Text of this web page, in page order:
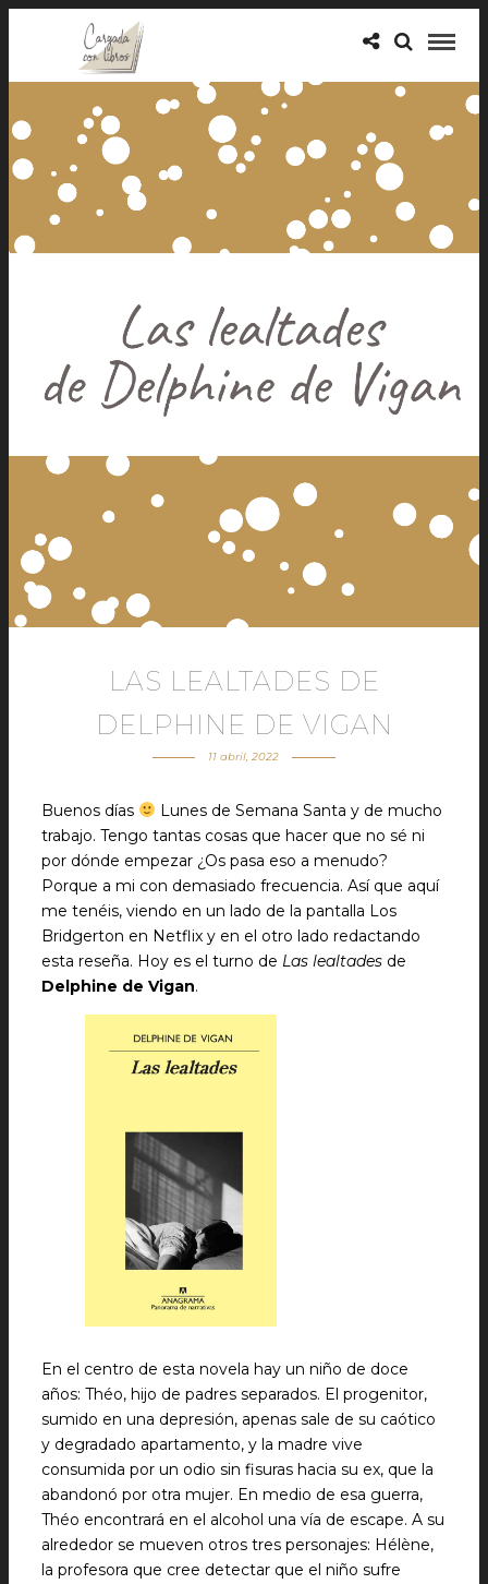
LAS LEALTADES DE
DELPHINE DE VIGAN
11 abril, 2022
Buenos días
Lunes de Semana Santa y de mucho
trabajo. Tengo tantas cosas que hacer que no sé ni
por dónde empezar ¿Os pasa eso a menudo?
Porque a mi con demasiado frecuencia. Así que aquí
me tenéis, viendo en un lado de la pantalla Los
Bridgerton en Netflix y en el otro lado redactando
esta reseña. Hoy es el turno de Las lealtades de
Delphine de Vigan.
En el centro de esta novela hay un niño de doce
años: Théo, hijo de padres separados. El progenitor,
sumido en una depresión, apenas sale de su caótico
y degradado apartamento, y la madre vive
consumida por un odio sin fisuras hacia su ex, que la
abandonó por otra mujer. En medio de esa guerra,
Théo encontrará en el alcohol una vía de escape. A su
alrededor se mueven otros tres personajes: Hélène,
la profesora que cree detectar que el niño sufre